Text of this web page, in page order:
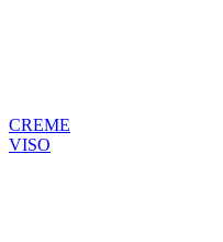
CREME
VISO